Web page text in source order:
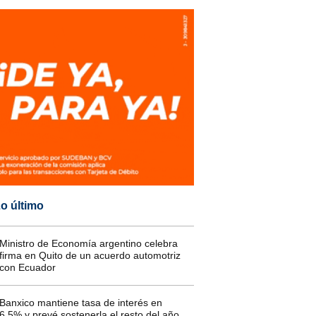
último
de Economía argentino celebra
en Quito de un acuerdo automotriz
Ecuador
mantiene tasa de interés en